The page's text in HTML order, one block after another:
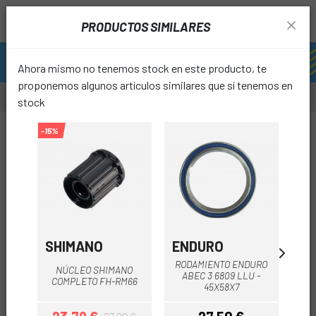
PRODUCTOS SIMILARES
Ahora mismo no tenemos stock en este producto, te
proponemos algunos artículos similares que sí tenemos en
stock
-15%
SHIMANO
NÚCLEO SHIMANO
COMPLETO FH-RM66
ENDURO
RODAMIENTO ENDURO
ABEC 3 6809 LLU -
45X58X7